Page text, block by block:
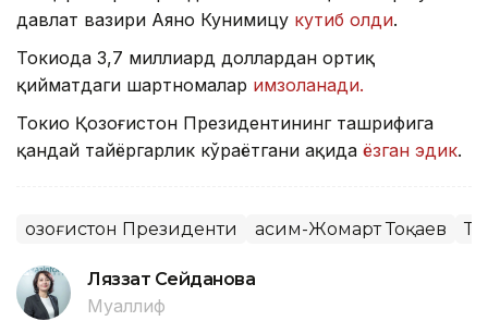
давлат вазири Аяно Кунимицу кутиб олди.
Токиода 3,7 миллиард доллардан ортиқ
қийматдаги шартномалар имзоланади.
Токио Қозоғистон Президентининг ташрифига
қандай тайёргарлик кўраётгани ҳақида ёзган эдик.
Қозоғистон Президенти Қасим-Жомарт Тоқаев
Ляззат Сейданова
Муаллиф